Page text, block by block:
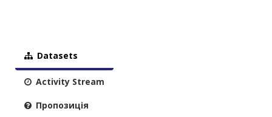
Datasets
Activity Stream
Пропозиція